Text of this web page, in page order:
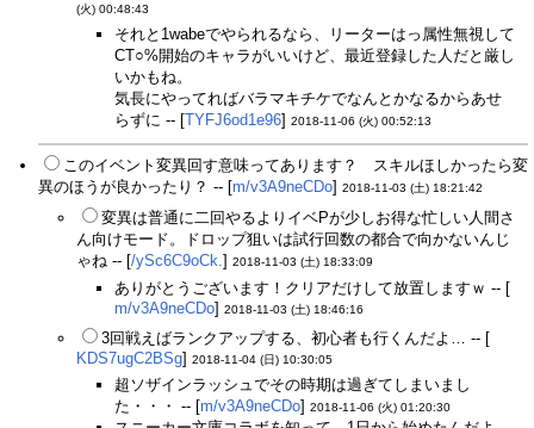
(火) 00:48:43
それと1wabeでやられるなら、リーターはっ属性無視して
CT○%開始のキャラがいいけど、最近登録した人だと厳し
いかもね。
気長にやってればバラマキチケでなんとかなるからあせ
らずに -- [TYFJ6od1e96] 2018-11-06 (火) 00:52:13
このイベント変異回す意味ってあります？ スキルほしかったら変
異のほうが良かったり？ -- [m/v3A9neCDo] 2018-11-03 (土) 18:21:42
変異は普通に二回やるよりイベPが少しお得な忙しい人間さ
ん向けモード。ドロップ狙いは試行回数の都合で向かないんじ
ゃね -- [/ySc6C9oCk.] 2018-11-03 (土) 18:33:09
ありがとうございます！クリアだけして放置しますｗ -- [
m/v3A9neCDo] 2018-11-03 (土) 18:46:16
3回戦えばランクアップする、初心者も行くんだよ… -- [
KDS7ugC2BSg] 2018-11-04 (日) 10:30:05
超ソザインラッシュでその時期は過ぎてしまいまし
た・・・ -- [m/v3A9neCDo] 2018-11-06 (火) 01:20:30